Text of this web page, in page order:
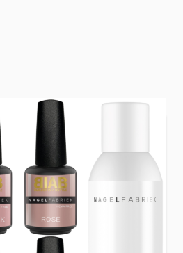
essentiële producten
Het pakket is ideaal
met BIAB of beschikt over je